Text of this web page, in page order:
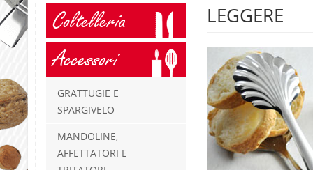
Coltelleria
Accessori
GRATTUGIE E
SPARGIVELO
MANDOLINE,
AFFETTATORI E
LEGGERE